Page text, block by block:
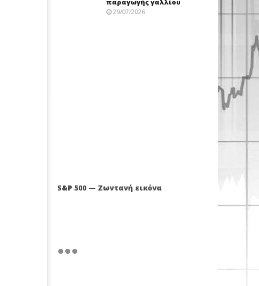
παραγωγής γαλλίου
29/07/2026
S&P 500 — Ζωντανή εικόνα